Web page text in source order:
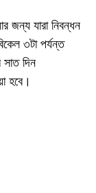
জন্য যারা নিবন্ধন
৩টা পর্যন্ত
সাত দিন
হবে।